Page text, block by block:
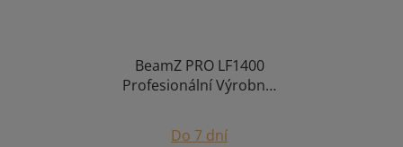
BeamZ PRO LF1400
Profesionální Výrobník
Efekty
Do 7 dní